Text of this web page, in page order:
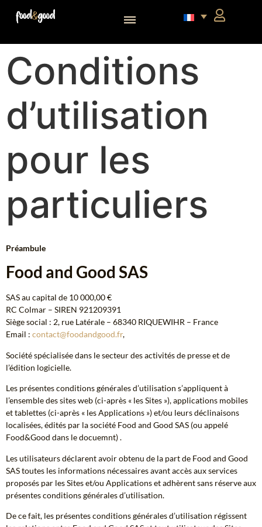
Conditions
d’utilisation
pour les
particuliers
Préambule
Food and Good SAS
SAS au capital de 10 000,00 €
RC Colmar – SIREN 921209391
Siège social : 2, rue Latérale – 68340 RIQUEWIHR – France
Email : contact@foodandgood.fr,
Société spécialisée dans le secteur des activités de presse et de
l’édition logicielle.
Les présentes conditions générales d’utilisation s’appliquent à
l’ensemble des sites web (ci-après « les Sites »), applications mobiles
et tablettes (ci-après « les Applications ») et/ou leurs déclinaisons
localisées, édités par la société Food and Good SAS (ou appelé
Food&Good dans le docuemnt) .
Les utilisateurs déclarent avoir obtenu de la part de Food and Good
SAS toutes les informations nécessaires avant accès aux services
proposés par les Sites et/ou Applications et adhèrent sans réserve aux
présentes conditions générales d’utilisation.
De ce fait, les présentes conditions générales d’utilisation régissent